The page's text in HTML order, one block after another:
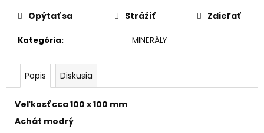
Kategória: MINERÁLY
Opýtať sa Strážiť Zdieľať
Popis Diskusia
Veľkosť cca 100 x 100 mm
Achát modrý
O
o
r
ú
č